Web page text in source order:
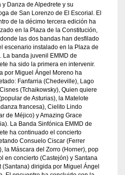
y Danza de Alpedrete y su
de San Lorenzo de El Escorial. El
de la décimo tercera edición ha
en la Plaza de la Constitución,
las dos bandas han desfilado
escenario instalado en la Plaza de
La banda juvenil EMMD de
ha sido la primera en intervenir.
por Miguel Ángel Moreno ha
Fanfarria (Chedeville), Lago
(Tchaikowsky), Quien quiere
de Asturias), la Matelote
francesa), Cielito Lindo
de Méjico) y Amazing Grace
La Banda Sinfónica EMMD de
ha continuado el concierto
Consuelo Ciscar (Ferrer
la Máscara del Zorro (Horner), pop
en concierto (Castejón) y Santana
(Santana) dirigida por Miguel Ángel